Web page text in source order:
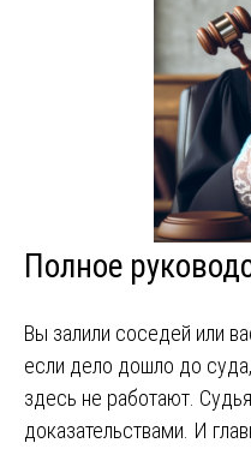
Полное
Вы залили соседей или
если дело дошло до
здесь не работают.
доказательствами. И